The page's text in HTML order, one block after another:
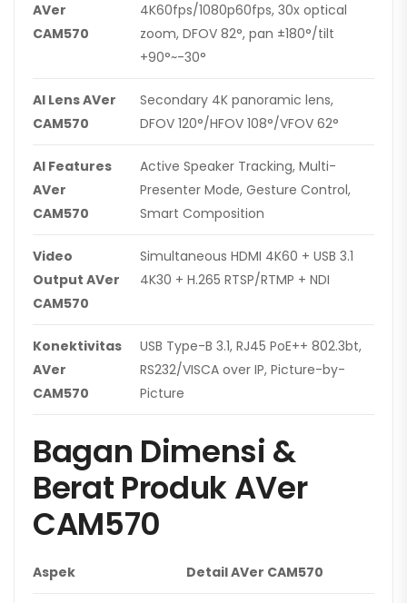
AVer
CAM570
4K60fps/1080p60fps, 30x optical
zoom, DFOV 82°, pan ±180°/tilt
+90°~-30°
AI Lens AVer
CAM570
Secondary 4K panoramic lens,
DFOV 120°/HFOV 108°/VFOV 62°
AI Features
AVer
CAM570
Active Speaker Tracking, Multi-
Presenter Mode, Gesture Control,
Smart Composition
Video
Output AVer
CAM570
Simultaneous HDMI 4K60 + USB 3.1
4K30 + H.265 RTSP/RTMP + NDI
Konektivitas
AVer
CAM570
USB Type-B 3.1, RJ45 PoE++ 802.3bt,
RS232/VISCA over IP, Picture-by-
Picture
Bagan Dimensi &
Berat Produk AVer
CAM570
Aspek Detail AVer CAM570